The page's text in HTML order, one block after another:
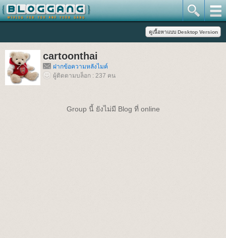
cartoonthai
ฝากข้อความหลังไมค์
ผู้ติดตามบล็อก : 237 คน
Group นี้ ยังไม่มี Blog ที่ online